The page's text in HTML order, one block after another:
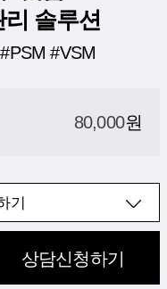
솔루션
#VSM
80,000원
기
상담신청하기